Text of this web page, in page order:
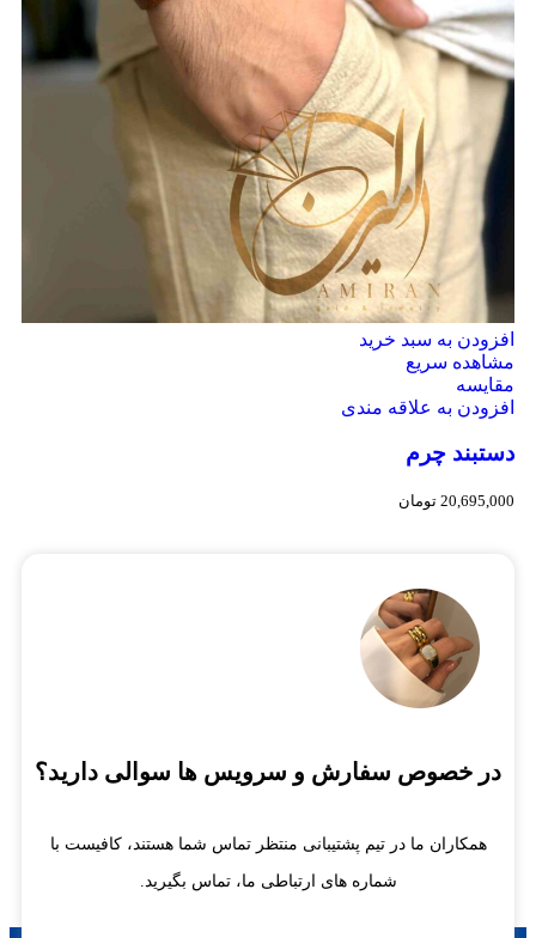
افزودن به سبد خرید
مشاهده سریع
مقایسه
افزودن به علاقه مندی
دستبند چرم
20,695,000 تومان
در خصوص سفارش و سرویس ها سوالی دارید؟
همکاران ما در تیم پشتیبانی منتظر تماس شما هستند، کافیست با
شماره های ارتباطی ما، تماس بگیرید.